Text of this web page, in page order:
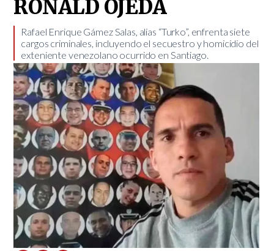
RONALD OJEDA
Rafael Enrique Gámez Salas, alias “Turko”, enfrenta siete
cargos criminales, incluyendo el secuestro y homicidio del
exteniente venezolano ocurrido en Santiago.